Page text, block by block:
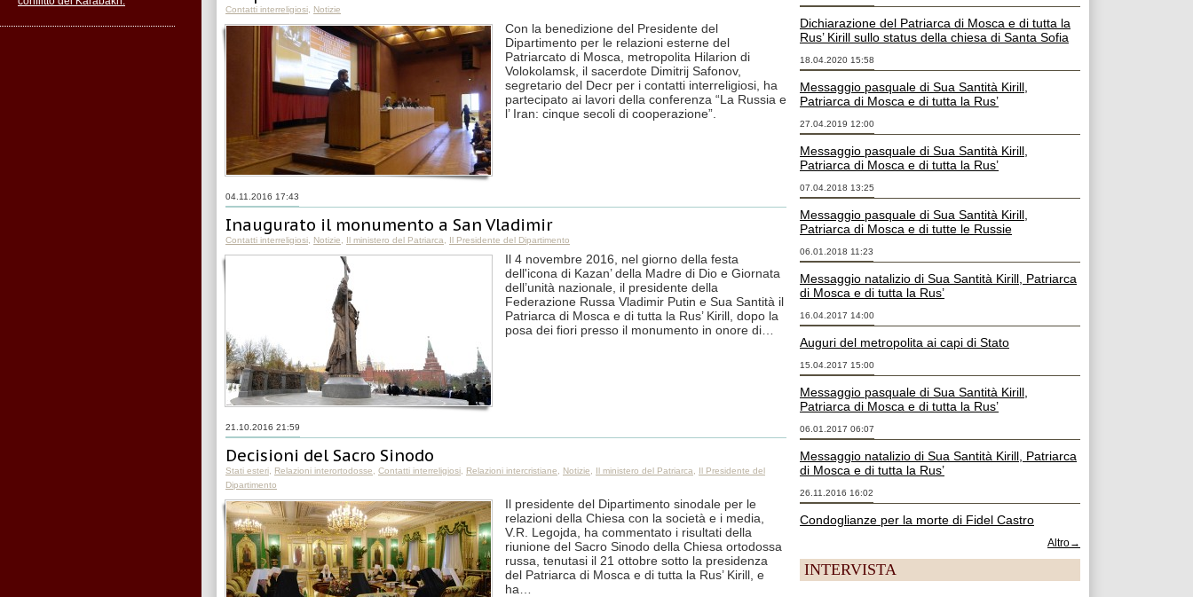
Contatti interreligiosi Notizie
Con la benedizione del Presidente del
Dipartimento per le relazioni esterne del
Patriarcato di Mosca, metropolita Hilarion di
Volokolamsk, il sacerdote Dimitrij Safonov,
segretario del Decr per i contatti interreligiosi, ha
partecipato ai lavori della conferenza “La Russia e
l’ Iran: cinque secoli di cooperazione”.
04.11.2016 17:43
Inaugurato il monumento a San Vladimir
Contatti interreligiosi Notizie Il ministero del Patriarca Il Presidente del Dipartimento
Il 4 novembre 2016, nel giorno della festa
dell'icona di Kazan’ della Madre di Dio e Giornata
dell’unità nazionale, il presidente della
Federazione Russa Vladimir Putin e Sua Santità il
Patriarca di Mosca e di tutta la Rus’ Kirill, dopo la
posa dei fiori presso il monumento in onore di…
21.10.2016 21:59
Decisioni del Sacro Sinodo
Stati esteri Relazioni interortodosse Contatti interreligiosi Relazioni intercristiane Notizie Il ministero del Patriarca
Il Presidente del
Dipartimento
Il presidente del Dipartimento sinodale per le
relazioni della Chiesa con la società e i media,
V.R. Legojda, ha commentato i risultati della
riunione del Sacro Sinodo della Chiesa ortodossa
russa, tenutasi il 21 ottobre sotto la presidenza
del Patriarca di Mosca e di tutta la Rus’ Kirill, e
ha…
Dichiarazione del Patriarca di Mosca e di tutta la
Rus’ Kirill sullo status della chiesa di Santa Sofia
18.04.2020 15:58
Messaggio pasquale di Sua Santità Kirill,
Patriarca di Mosca e di tutta la Rus’
27.04.2019 12:00
Messaggio pasquale di Sua Santità Kirill,
Patriarca di Mosca e di tutta la Rus’
07.04.2018 13:25
Messaggio pasquale di Sua Santità Kirill,
Patriarca di Mosca e di tutte le Russie
06.01.2018 11:23
Messaggio natalizio di Sua Santità Kirill, Patriarca
di Mosca e di tutta la Rus’
16.04.2017 14:00
Auguri del metropolita ai capi di Stato
15.04.2017 15:00
Messaggio pasquale di Sua Santità Kirill,
Patriarca di Mosca e di tutta la Rus’
06.01.2017 06:07
Messaggio natalizio di Sua Santità Kirill, Patriarca
di Mosca e di tutta la Rus’
26.11.2016 16:02
Condoglianze per la morte di Fidel Castro
Altro→
INTERVISTA